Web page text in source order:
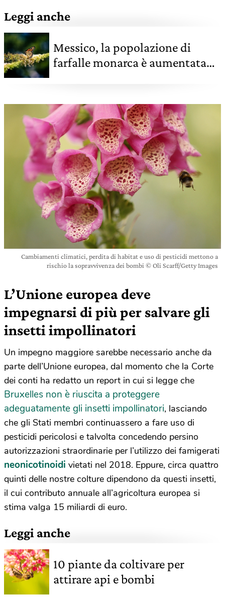
Leggi anche
Messico, la popolazione di
farfalle monarca è aumentata
Cambiamenti climatici, perdita di habitat e uso di pesticidi mettono a
rischio la sopravvivenza dei bombi © Oli Scarff/Getty Images
L’Unione europea deve
impegnarsi di più per salvare gli
insetti impollinatori
Un impegno maggiore sarebbe necessario anche da
parte dell’Unione europea, dal momento che la Corte
dei conti ha redatto un report in cui si legge che
Bruxelles non è riuscita a proteggere
adeguatamente gli insetti impollinatori, lasciando
che gli Stati membri continuassero a fare uso di
pesticidi pericolosi e talvolta concedendo persino
autorizzazioni straordinarie per l’utilizzo dei famigerati
neonicotinoidi vietati nel 2018. Eppure, circa quattro
quinti delle nostre colture dipendono da questi insetti,
il cui contributo annuale all’agricoltura europea si
stima valga 15 miliardi di euro.
Leggi anche
10 piante da coltivare per
attirare api e bombi